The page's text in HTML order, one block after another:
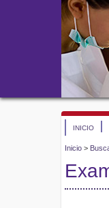
INICIO
Inicio >